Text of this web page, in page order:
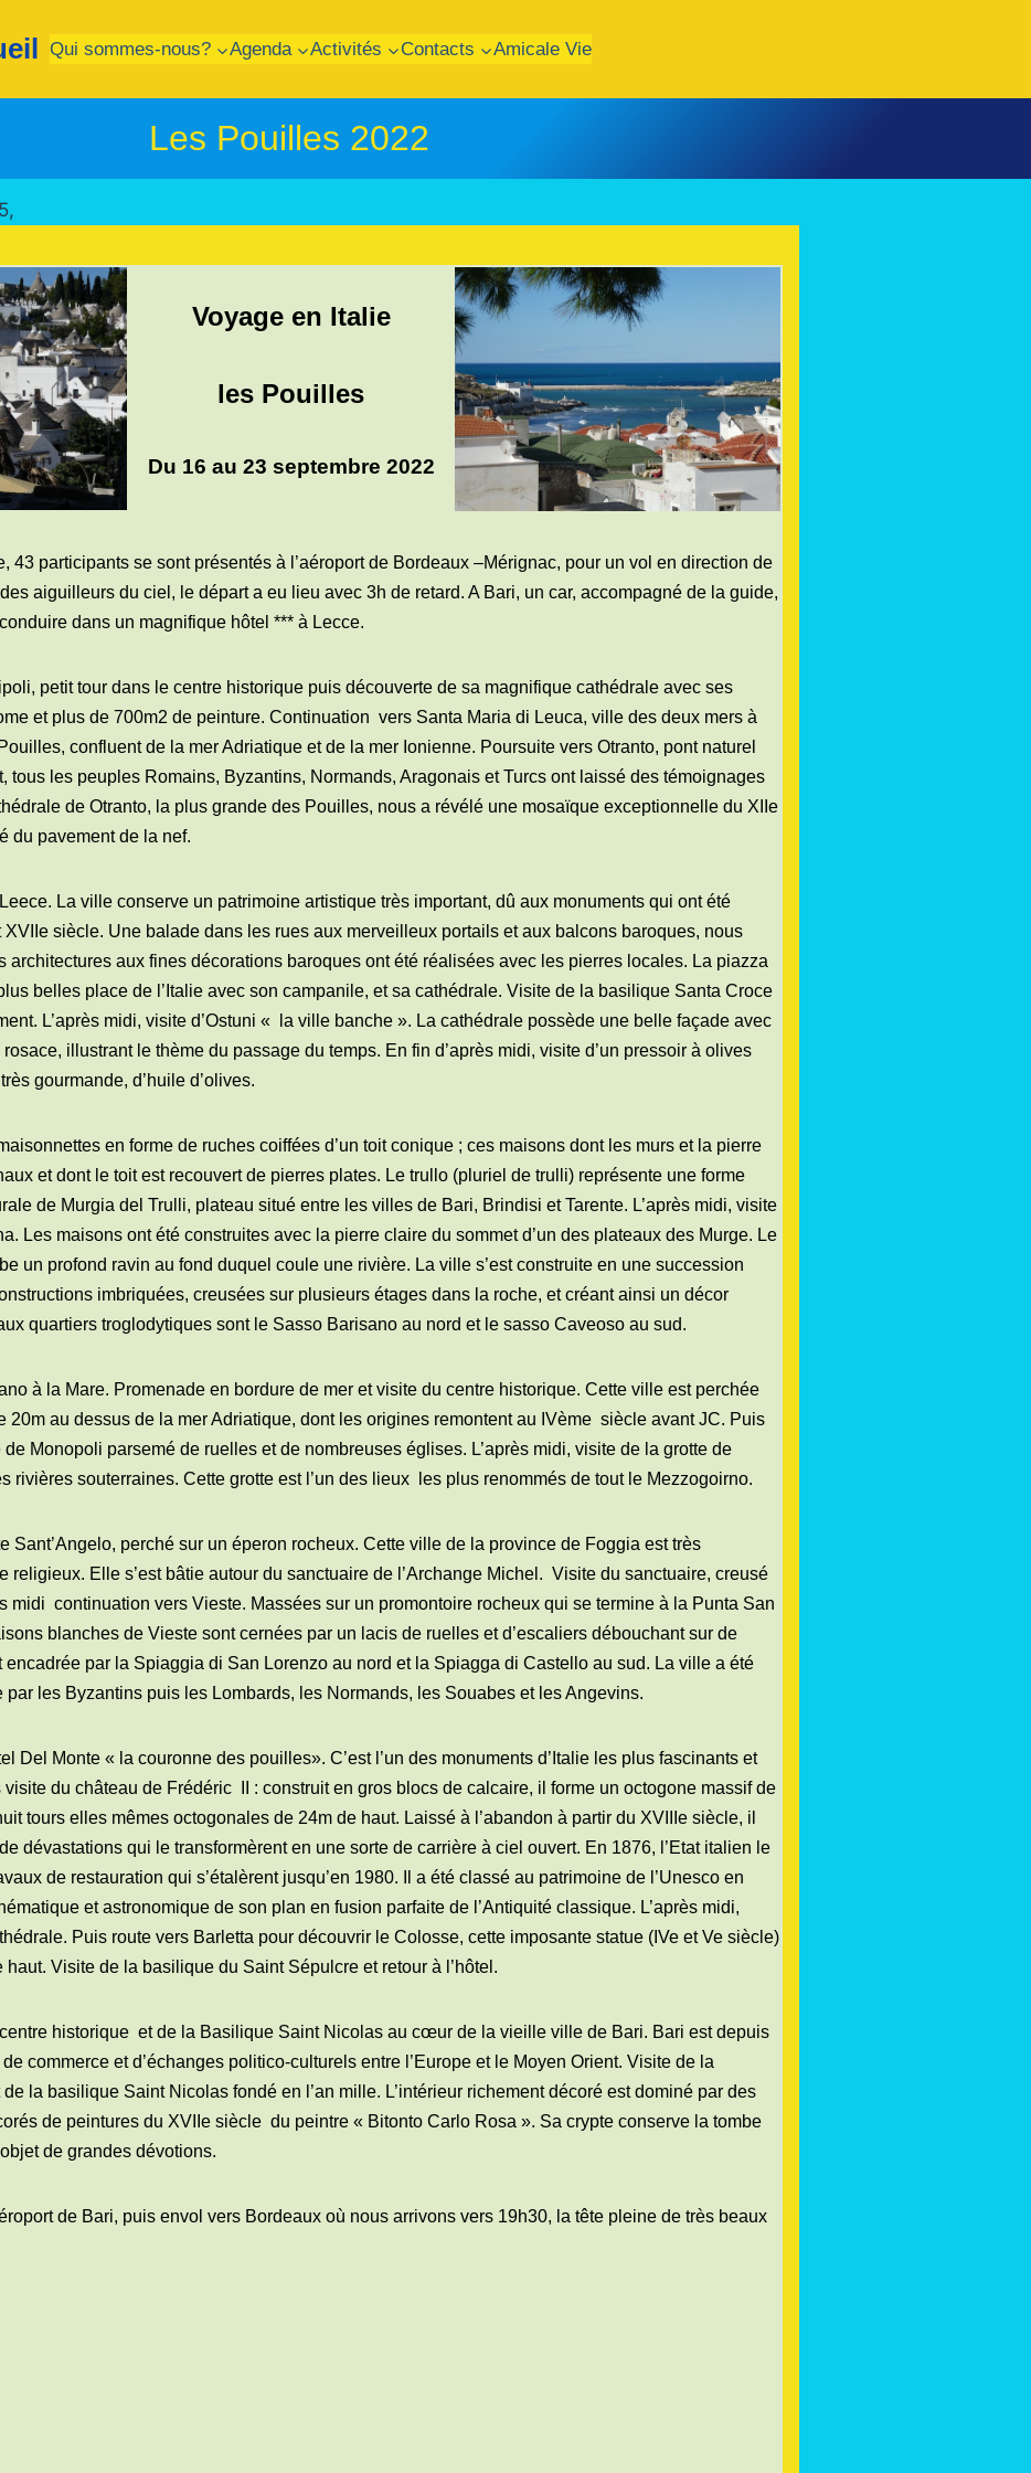
Qui sommes-nous? Agenda Activités Contacts Amicale Vie
Les Pouilles 2022
Voyage en Italie
les Pouilles
Du 16 au 23 septembre 2022
43 participants se sont présentés à l’aéroport de Bordeaux –Mérignac, pour un vol en direction de
aiguilleurs du ciel, le départ a eu lieu avec 3h de retard. A Bari, un car, accompagné de la guide,
dans un magnifique hôtel *** à Lecce.
petit tour dans le centre historique puis découverte de sa magnifique cathédrale avec ses
et plus de 700m2 de peinture. Continuation vers Santa Maria di Leuca, ville des deux mers à
confluent de la mer Adriatique et de la mer Ionienne. Poursuite vers Otranto, pont naturel
tous les peuples Romains, Byzantins, Normands, Aragonais et Turcs ont laissé des témoignages
de Otranto, la plus grande des Pouilles, nous a révélé une mosaïque exceptionnelle du XIIe
du pavement de la nef.
La ville conserve un patrimoine artistique très important, dû aux monuments qui ont été
siècle. Une balade dans les rues aux merveilleux portails et aux balcons baroques, nous
architectures aux fines décorations baroques ont été réalisées avec les pierres locales. La piazza
belles place de l’Italie avec son campanile, et sa cathédrale. Visite de la basilique Santa Croce
L’après midi, visite d’Ostuni « la ville banche ». La cathédrale possède une belle façade avec
illustrant le thème du passage du temps. En fin d’après midi, visite d’un pressoir à olives
gourmande, d’huile d’olives.
en forme de ruches coiffées d’un toit conique ; ces maisons dont les murs et la pierre
et dont le toit est recouvert de pierres plates. Le trullo (pluriel de trulli) représente une forme
de Murgia del Trulli, plateau situé entre les villes de Bari, Brindisi et Tarente. L’après midi, visite
Les maisons ont été construites avec la pierre claire du sommet d’un des plateaux des Murge. Le
un profond ravin au fond duquel coule une rivière. La ville s’est construite en une succession
imbriquées, creusées sur plusieurs étages dans la roche, et créant ainsi un décor
quartiers troglodytiques sont le Sasso Barisano au nord et le sasso Caveoso au sud.
à la Mare. Promenade en bordure de mer et visite du centre historique. Cette ville est perchée
20m au dessus de la mer Adriatique, dont les origines remontent au IVème siècle avant JC. Puis
Monopoli parsemé de ruelles et de nombreuses églises. L’après midi, visite de la grotte de
rivières souterraines. Cette grotte est l’un des lieux
les plus renommés de tout le Mezzogoirno.
Sant’Angelo, perché sur un éperon rocheux. Cette ville de la province de Foggia est très
religieux. Elle s’est bâtie autour du sanctuaire de l’Archange Michel. Visite du sanctuaire, creusé
midi continuation vers Vieste. Massées sur un promontoire rocheux qui se termine à la Punta San
blanches de Vieste sont cernées par un lacis de ruelles et d’escaliers débouchant sur de
encadrée par la Spiaggia di San Lorenzo au nord et la Spiagga di Castello au sud. La ville a été
par les Byzantins puis les Lombards, les Normands, les Souabes et les Angevins.
Del Monte « la couronne des pouilles». C’est l’un des monuments d’Italie les plus fascinants et
du château de Frédéric
II : construit en gros blocs de calcaire, il forme un octogone massif de
tours elles mêmes octogonales de 24m de haut. Laissé à l’abandon à partir du XVIIIe siècle, il
dévastations qui le transformèrent en une sorte de carrière à ciel ouvert. En 1876, l’Etat italien le
de restauration qui s’étalèrent jusqu’en 1980. Il a été classé au patrimoine de l’Unesco en
et astronomique de son plan en fusion parfaite de l’Antiquité classique. L’après midi,
Puis route vers Barletta pour découvrir le Colosse, cette imposante statue (IVe et Ve siècle)
Visite de la basilique du Saint Sépulcre et retour à l’hôtel.
historique et de la Basilique Saint Nicolas au cœur de la vieille ville de Bari. Bari est depuis
commerce et d’échanges politico-culturels entre l’Europe et le Moyen Orient. Visite de la
la basilique Saint Nicolas fondé en l’an mille. L’intérieur richement décoré est dominé par des
de peintures du XVIIe siècle du peintre « Bitonto Carlo Rosa ». Sa crypte conserve la tombe
de grandes dévotions.
de Bari, puis envol vers Bordeaux où nous arrivons vers 19h30, la tête pleine de très beaux